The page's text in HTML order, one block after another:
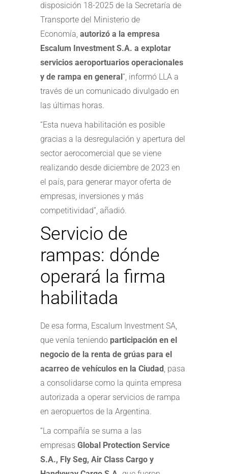
disposición 18-2025 de la Secretaría de
Transporte del Ministerio de
Economía, autorizó a la empresa
Escalum Investment S.A. a explotar
servicios aeroportuarios operacionales
y de rampa en general“, informó LLA a
través de un comunicado divulgado en
las últimas horas.
“Esta nueva habilitación es posible
gracias a la desregulación y apertura del
sector aerocomercial que se viene
realizando desde diciembre de 2023 en
el país, para generar mayor oferta de
empresas, inversiones y más
competitividad”, añadió.
Servicio de
rampas: dónde
operará la firma
habilitada
De esa forma, Escalum Investment SA,
que venía teniendo participación en el
negocio de la renta de grúas para el
acarreo de vehículos en la Ciudad, pasa
a consolidarse como la quinta empresa
autorizada a operar servicios de rampa
en aeropuertos de la Argentina.
“La compañía se suma a las
empresas Global Protection Service
S.A., Fly Seg, Air Class Cargo y